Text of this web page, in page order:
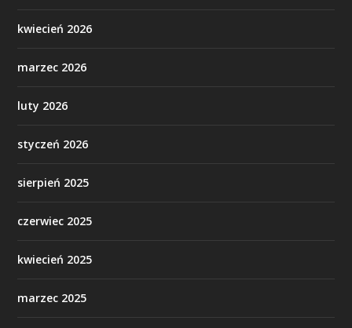
kwiecień 2026
marzec 2026
luty 2026
styczeń 2026
sierpień 2025
czerwiec 2025
kwiecień 2025
marzec 2025